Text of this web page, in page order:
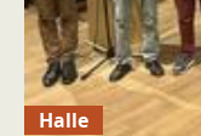
Halle